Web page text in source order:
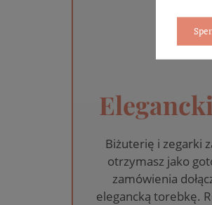
Biżuterię i zegarki
otrzymasz jako
zamówienia
elegancką torebkę.